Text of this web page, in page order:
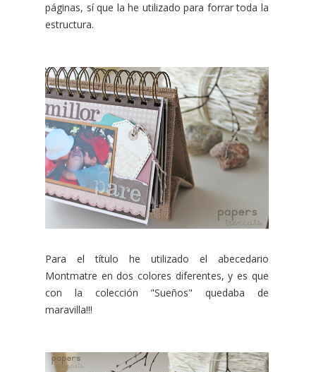
páginas, sí que la he utilizado para forrar toda la
estructura.
Para el título he utilizado el abecedario
Montmatre en dos colores diferentes, y es que
con la colección "Sueños" quedaba de
maravilla!!!